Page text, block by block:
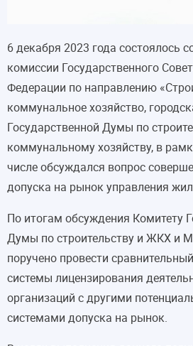
6 декабря 2023 года состоялось
комиссии Государственного
Федерации по направлению
коммунальное хозяйство,
Государственной Думы по
коммунальному хозяйству, в
числе обсуждался вопрос
допуска на рынок управления
По итогам обсуждения Комитету
Думы по строительству и ЖКХ и
поручено провести
системы лицензирования
организаций с другими
системами допуска на рынок.